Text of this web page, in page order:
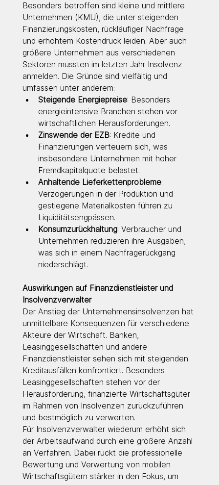
Besonders betroffen sind kleine und mittlere
Unternehmen (KMU), die unter steigenden
Finanzierungskosten, rückläufiger Nachfrage
und erhöhtem Kostendruck leiden. Aber auch
größere Unternehmen aus verschiedenen
Sektoren mussten im letzten Jahr Insolvenz
anmelden. Die Gründe sind vielfältig und
umfassen unter anderem:
Steigende Energiepreise: Besonders
energieintensive Branchen stehen vor
wirtschaftlichen Herausforderungen.
Zinswende der EZB: Kredite und
Finanzierungen verteuern sich, was
insbesondere Unternehmen mit hoher
Fremdkapitalquote belastet.
Anhaltende Lieferkettenprobleme:
Verzögerungen in der Produktion und
gestiegene Materialkosten führen zu
Liquiditätsengpässen.
Konsumzurückhaltung: Verbraucher und
Unternehmen reduzieren ihre Ausgaben,
was sich in einem Nachfragerückgang
niederschlägt.
Auswirkungen auf Finanzdienstleister und
Insolvenzverwalter
Der Anstieg der Unternehmensinsolvenzen hat
unmittelbare Konsequenzen für verschiedene
Akteure der Wirtschaft. Banken,
Leasinggesellschaften und andere
Finanzdienstleister sehen sich mit steigenden
Kreditausfällen konfrontiert. Besonders
Leasinggesellschaften stehen vor der
Herausforderung, finanzierte Wirtschaftsgüter
im Rahmen von Insolvenzen zurückzuführen
und bestmöglich zu verwerten.
Für Insolvenzverwalter wiederum erhöht sich
der Arbeitsaufwand durch eine größere Anzahl
an Verfahren. Dabei rückt die professionelle
Bewertung und Verwertung von mobilen
Wirtschaftsgütern stärker in den Fokus, um